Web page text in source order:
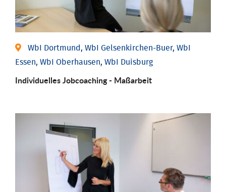
WbI Dortmund, WbI Gelsenkirchen-Buer, WbI
Essen, WbI Oberhausen, WbI Duisburg
Individu­elles Job­coaching - Maßarbeit